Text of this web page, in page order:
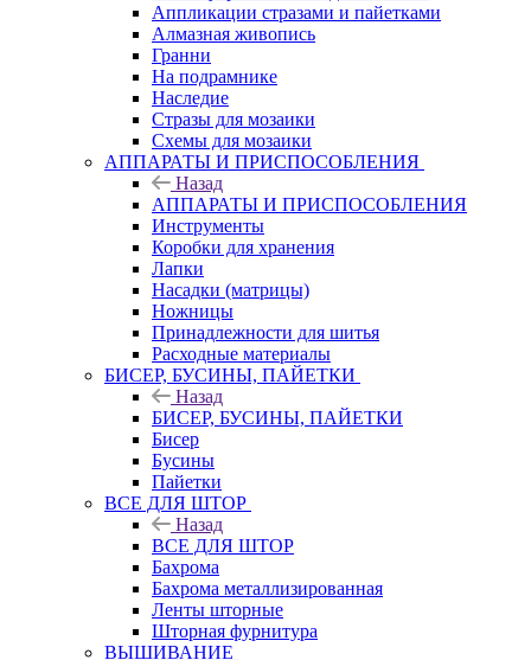
Аппликации стразами и пайетками
Алмазная живопись
Гранни
На подрамнике
Наследие
Стразы для мозаики
Схемы для мозаики
АППАРАТЫ И ПРИСПОСОБЛЕНИЯ
Назад
АППАРАТЫ И ПРИСПОСОБЛЕНИЯ
Инструменты
Коробки для хранения
Лапки
Насадки (матрицы)
Ножницы
Принадлежности для шитья
Расходные материалы
БИСЕР, БУСИНЫ, ПАЙЕТКИ
Назад
БИСЕР, БУСИНЫ, ПАЙЕТКИ
Бисер
Бусины
Пайетки
ВСЕ ДЛЯ ШТОР
Назад
ВСЕ ДЛЯ ШТОР
Бахрома
Бахрома металлизированная
Ленты шторные
Шторная фурнитура
ВЫШИВАНИЕ